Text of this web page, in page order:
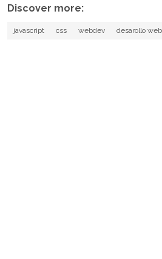
Discover more:
javascript css webdev desarollo web